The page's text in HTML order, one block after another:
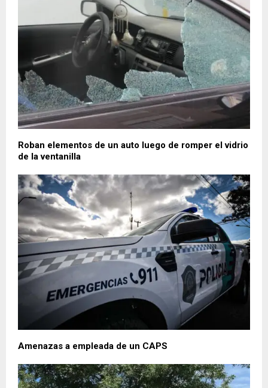
Roban elementos de un auto luego de romper el vidrio
de la ventanilla
Amenazas a empleada de un CAPS